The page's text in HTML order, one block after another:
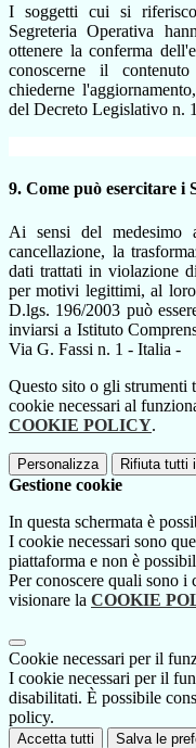
I soggetti cui si
Segreteria Operativa
ottenere la conferma
conoscerne il
chiederne
del Decreto Legislativo n.
9. Come può esercitare i
Ai sensi del
cancellazione, la
dati trattati in violazione
per motivi legittimi, al
D.lgs. 196/2003 può
inviarsi a Istituto
Via G. Fassi n. 1 - Italia -
Questo sito o gli strumenti
cookie necessari al
COOKIE POLICY.
Personalizza Rifiuta tutti
Gestione cookie
In questa schermata è
I cookie necessari sono
piattaforma e non è
Per conoscere quali sono i
visionare la COOKIE
Cookie necessari per il
I cookie necessari per il
disabilitati. È possibile
policy.
Accetta tutti Salva le